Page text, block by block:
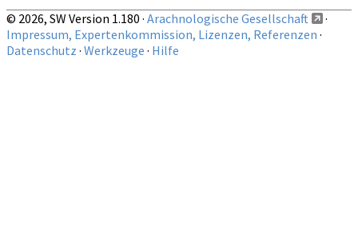
© 2026, SW Version 1.180 · Arachnologische Gesellschaft
·
Impressum, Expertenkommission, Lizenzen, Referenzen ·
Datenschutz · Werkzeuge · Hilfe